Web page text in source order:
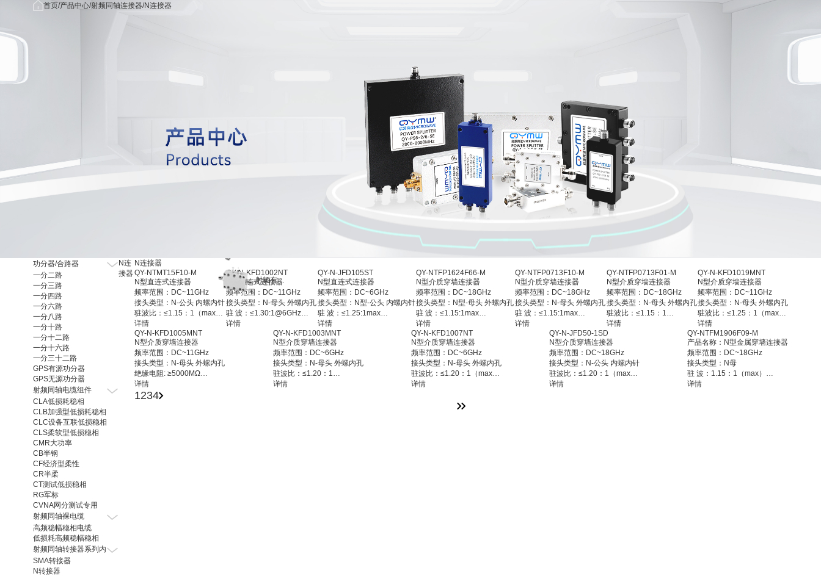
射频有源器件
8 Way Power Divider/Combiner
应用领域
新闻中心
首页/产品中心/射频同轴连接器/N连接器
功分器/合路器
一分二路
一分三路
一分四路
一分六路
一分八路
一分十路
一分十二路
一分十六路
一分三十二路
GPS有源功分器
GPS无源功分器
射频同轴电缆组件
CLA低损耗稳相
CLB加强型低损耗稳相
CLC设备互联低损稳相
CLS柔软型低损稳相
CMR大功率
CB半钢
CF经济型柔性
CR半柔
CT测试低损稳相
RG军标
CVNA网分测试专用
射频同轴裸电缆
高频稳幅稳相电缆
低损耗高频稳幅稳相
射频同轴转接器系列内
SMA转接器
N转接器
N连
接器
N连接器
QY-NTMT15F10-M
N型直连式连接器
频率范围：DC~11GHz
接头类型：N-公头 内螺内针
驻波比：≤1.15：1（max）
阻 抗：50Ω
插入损耗：0.25dB(Max)
工作温度：-55℃~+165℃
接头材质: 不锈钢 钝化
连接器样式：直连式
详情
QY-N-KFD1002NT
N型直连式连接器
频率范围：DC~11GHz
接头类型：N-母头 外螺内孔
驻 波：≤1.30:1@6GHz
阻 抗：50Ω
绝缘电阻：≥5000MΩ
工作温度：-55℃~+125℃
接头材质: 不锈钢 钝化
安装方式：直连式
详情
QY-N-JFD105ST
N型直连式连接器
频率范围：DC~6GHz
接头类型：N型-公头 内螺内针
驻 波：≤1.25:1max
阻 抗：50Ω
工作温度：-45℃~+125℃
接头材质: 黄铜 镀三元合金
安装方式：直连式
详情
QY-NTFP1624F66-M
N型介质穿墙连接器
频率范围：DC~18GHz
接头类型：N型-母头 外螺内孔
驻 波：≤1.15:1max
阻 抗：50Ω
插入损耗：0.25dB(Max)
工作温度：-55℃~+165℃
接头材质: 不锈钢 钝化
安装方式：介质穿墙
详情
QY-NTFP0713F10-M
N型介质穿墙连接器
频率范围：DC~18GHz
接头类型：N-母头 外螺内孔
驻 波：≤1.15:1max
阻 抗：50Ω
插入损耗：0.25dB(Max)
工作温度：-55℃~+165℃
接头材质: 不锈钢 钝化
安装方式：介质穿墙
详情
QY-NTFP0713F01-M
N型介质穿墙连接器
频率范围：DC~18GHz
接头类型：N-母头 外螺内孔
驻波比：≤1.15：1
阻 抗：50Ω
工作温度：-55℃~+165℃
接头材质: 不锈钢 钝化
连接器样式：介质穿墙
详情
QY-N-KFD1019MNT
N型介质穿墙连接器
频率范围：DC~11GHz
接头类型：N-母头 外螺内孔
驻波比：≤1.25：1（max）
阻 抗：50Ω
工作温度：-55℃~+125℃
接头材质: 黄铜 镀镍
连接器样式：介质穿墙
详情
QY-N-KFD1005MNT
N型介质穿墙连接器
频率范围：DC~11GHz
接头类型：N-母头 外螺内孔
绝缘电阻: ≥5000MΩ
阻 抗：50Ω
工作温度：-55℃~+125℃
详情
QY-N-KFD1003MNT
N型介质穿墙连接器
频率范围：DC~6GHz
接头类型：N-母头 外螺内孔
驻波比：≤1.20：1
阻 抗：50Ω
详情
QY-N-KFD1007NT
N型介质穿墙连接器
频率范围：DC~6GHz
接头类型：N-母头 外螺内孔
驻波比：≤1.20：1（max）
阻 抗：50Ω
接头材质: 黄铜 镀镍
详情
QY-N-JFD50-1SD
N型介质穿墙连接器
频率范围：DC~18GHz
接头类型：N-公头 内螺内针
驻波比：≤1.20：1（max）
阻 抗：50Ω
详情
QY-NTFM1906F09-M
产品名称：N型金属穿墙连接器
频率范围：DC~18GHz
接头类型：N母
驻 波：1.15：1（max）
阻 抗：50Ω
详情
1234